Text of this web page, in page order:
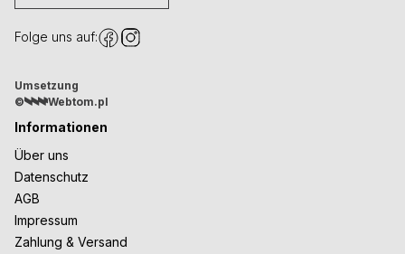
Folge uns auf:
Umsetzung
©
Webtom.pl
Informationen
Über uns
Datenschutz
AGB
Impressum
Zahlung & Versand